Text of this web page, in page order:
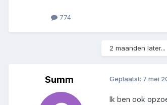
774
2 maanden later...
Summ Geplaatst: 7 mei
Ik ben ook